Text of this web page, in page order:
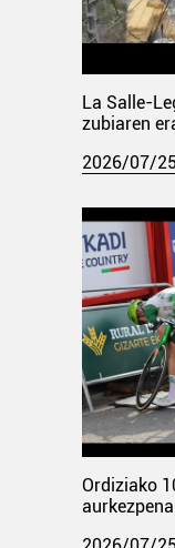
La Salle-
zubiaren
2026/07/25
Ordiziako